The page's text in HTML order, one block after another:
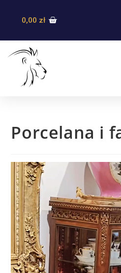
0,00 zł
Porcelana i
Odtwarzacz
video